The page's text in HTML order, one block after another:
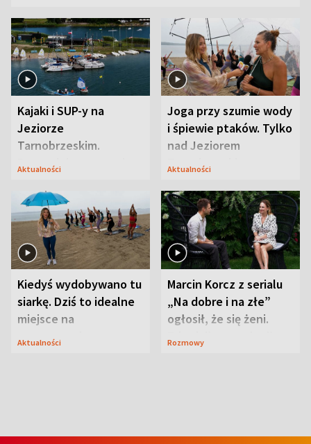
Kajaki i SUP-y na
Jeziorze
Tarnobrzeskim.
Przyrodnicy zwracają
Aktualności
Joga przy szumie wody
i śpiewie ptaków. Tylko
nad Jeziorem
Tarnobrzeskim
Aktualności
Kiedyś wydobywano tu
siarkę. Dziś to idealne
miejsce na
wypoczynek
Aktualności
Marcin Korcz z serialu
„Na dobre i na złe”
ogłosił, że się żeni.
Rozmowy